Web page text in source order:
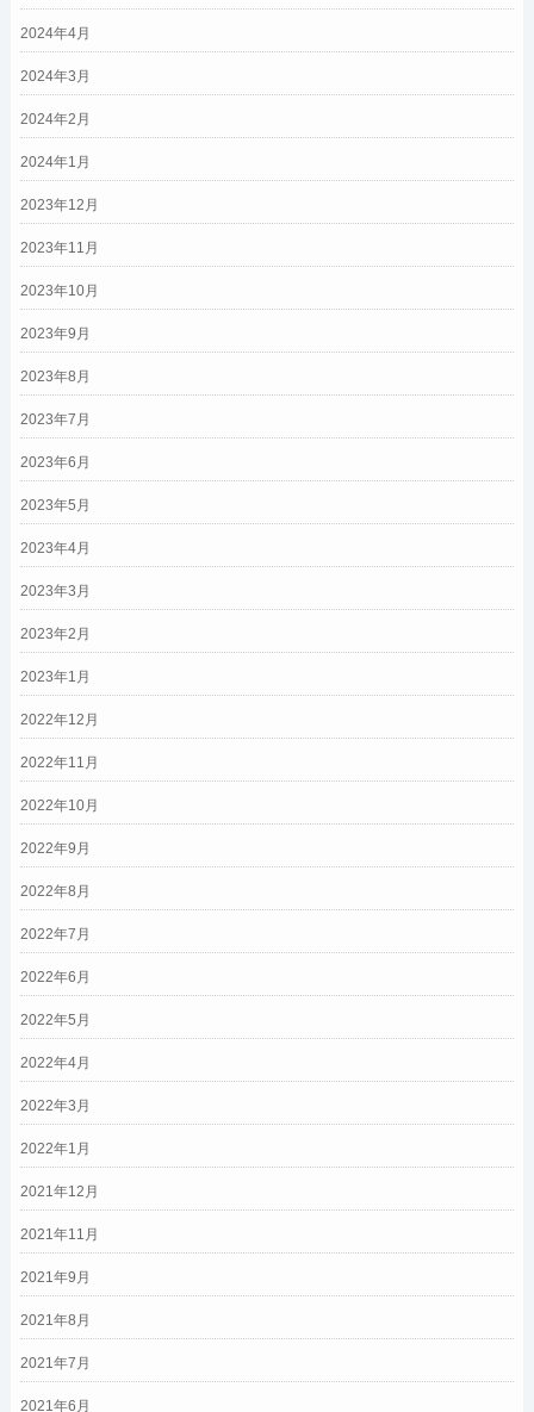
2024年4月
2024年3月
2024年2月
2024年1月
2023年12月
2023年11月
2023年10月
2023年9月
2023年8月
2023年7月
2023年6月
2023年5月
2023年4月
2023年3月
2023年2月
2023年1月
2022年12月
2022年11月
2022年10月
2022年9月
2022年8月
2022年7月
2022年6月
2022年5月
2022年4月
2022年3月
2022年1月
2021年12月
2021年11月
2021年9月
2021年8月
2021年7月
2021年6月